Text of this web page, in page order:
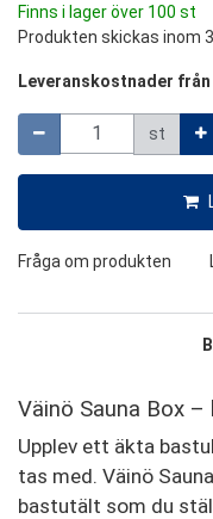
Finns i lager över 100 st
Produkten skickas inom
Leveranskostnader från
st
Fråga om produkten
Väinö Sauna Box
Upplev ett äkta
tas med. Väinö
bastutält som du